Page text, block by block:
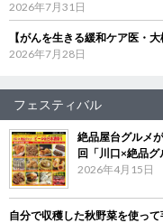
2026年7月31日
【がんを生きる緩和ケア医・
2026年7月28日
フェスティバル
絶品屋台グルメ
回「川口×絶品
2026年4月15日
自分で収穫した秋野菜を使っ